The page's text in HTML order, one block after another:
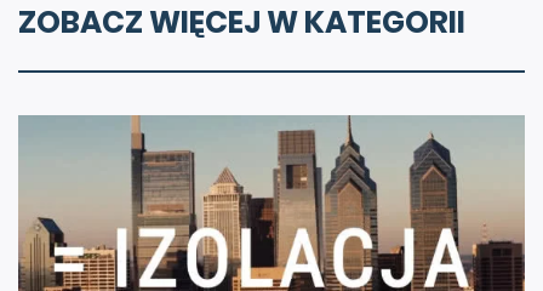
ZOBACZ WIĘCEJ W KATEGORII